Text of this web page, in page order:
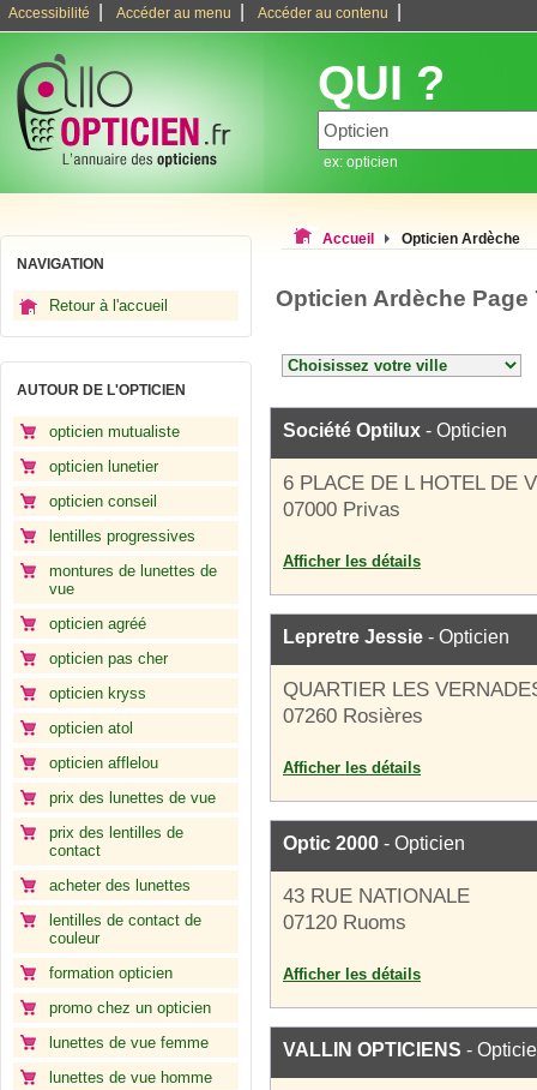
Accessibilité Accéder au menu Accéder au contenu
QUI ?
ex: opticien
NAVIGATION
Retour à l'accueil
AUTOUR DE L'OPTICIEN
opticien mutualiste
opticien lunetier
opticien conseil
lentilles progressives
montures de lunettes de
vue
opticien agréé
opticien pas cher
opticien kryss
opticien atol
opticien afflelou
prix des lunettes de vue
prix des lentilles de
contact
acheter des lunettes
lentilles de contact de
couleur
formation opticien
promo chez un opticien
lunettes de vue femme
lunettes de vue homme
Accueil Opticien Ardèche
Opticien Ardèche Page
Société Optilux - Opticien
6 PLACE DE L HOTEL DE
07000 Privas
Afficher les détails
Lepretre Jessie - Opticien
QUARTIER LES
07260 Rosières
Afficher les détails
Optic 2000 - Opticien
43 RUE NATIONALE
07120 Ruoms
Afficher les détails
VALLIN OPTICIENS -